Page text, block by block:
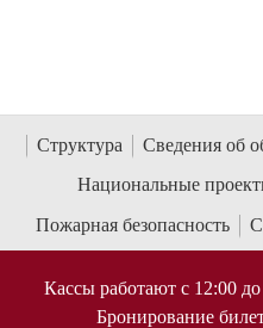
Структура
Сведения об
Национальные
Пожарная безопасность
Кассы работают с 12:00
Бронирование